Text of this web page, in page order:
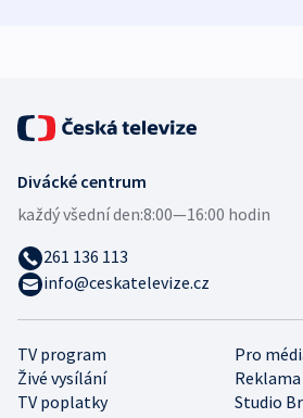
TV program
Pro
Živé vysílání
Reklama
TV poplatky
Studio
Divácké centrum
každý všední den:8:00—16:00 hodin
261 136 113
info@ceskatelevize.cz